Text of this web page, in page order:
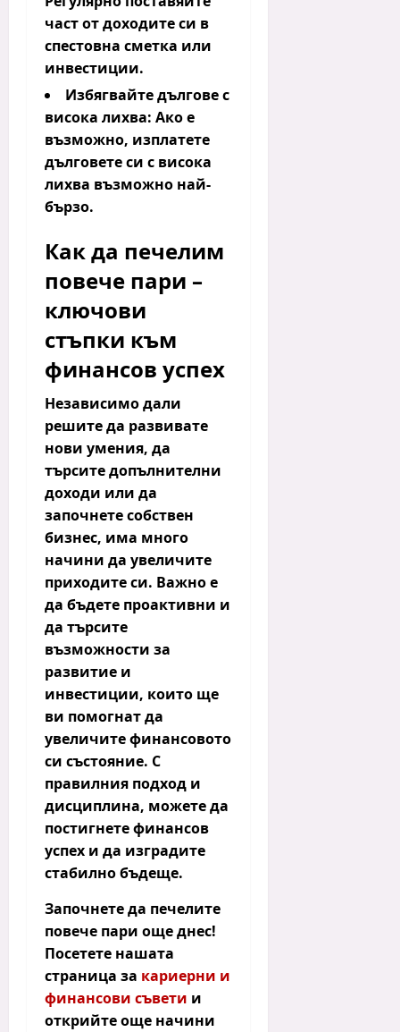
част от доходите си в
спестовна сметка или
инвестиции.
Избягвайте дългове с
висока лихва: Ако е
възможно, изплатете
дълговете си с висока
лихва възможно най-
бързо.
Как да печелим
повече пари –
ключови
стъпки към
финансов успех
Независимо дали
решите да развивате
нови умения, да
търситедопълнителни
доходи или да
започнете собствен
бизнес, има много
начини да увеличите
приходите си. Важно е
да бъдете проактивни и
да търсите
възможности за
развитие и
инвестиции, които ще
ви помогнат да
увеличите финансовото
си състояние. С
правилния подход и
дисциплина, можете да
постигнете финансов
успех и да изградите
стабилно бъдеще.
Започнете да печелите
повече пари още днес!
Посетете нашата
страница за кариерни и
финансови съвети и
открийте още начини